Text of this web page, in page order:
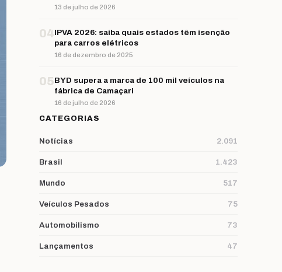
13 de julho de 2026
04IPVA 2026: saiba quais estados têm isenção
para carros elétricos
16 de dezembro de 2025
05BYD supera a marca de 100 mil veículos na
fábrica de Camaçari
16 de julho de 2026
CATEGORIAS
Notícias 2.091
Brasil 1.423
Mundo 517
Veículos Pesados 75
Automobilismo 73
Lançamentos 47